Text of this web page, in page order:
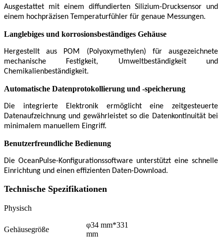
Ausgestattet mit einem diffundierten Silizium-Drucksensor und
einem hochpräzisen Temperaturfühler für genaue Messungen.
Langlebiges und korrosionsbeständiges Gehäuse
Hergestellt aus POM (Polyoxymethylen) für ausgezeichnete
mechanische Festigkeit, Umweltbeständigkeit und
Chemikalienbeständigkeit.
Automatische Datenprotokollierung und -speicherung
Die integrierte Elektronik ermöglicht eine zeitgesteuerte
Datenaufzeichnung und gewährleistet so die Datenkontinuität bei
minimalem manuellem Eingriff.
Benutzerfreundliche Bedienung
Die OceanPulse-Konfigurationssoftware unterstützt eine schnelle
Einrichtung und einen effizienten Daten-Download.
Technische Spezifikationen
Physisch
Gehäusegröße
φ34 mm*331
mm